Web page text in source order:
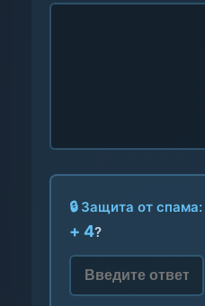
🔒 Защита от спама:
+ 4?